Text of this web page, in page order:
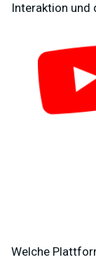
Interaktion und
Welche